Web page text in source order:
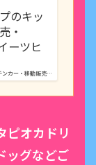
ンカー・移動販売…
のキッ
・
ーツヒ
ピオカドリ
ッグなどご